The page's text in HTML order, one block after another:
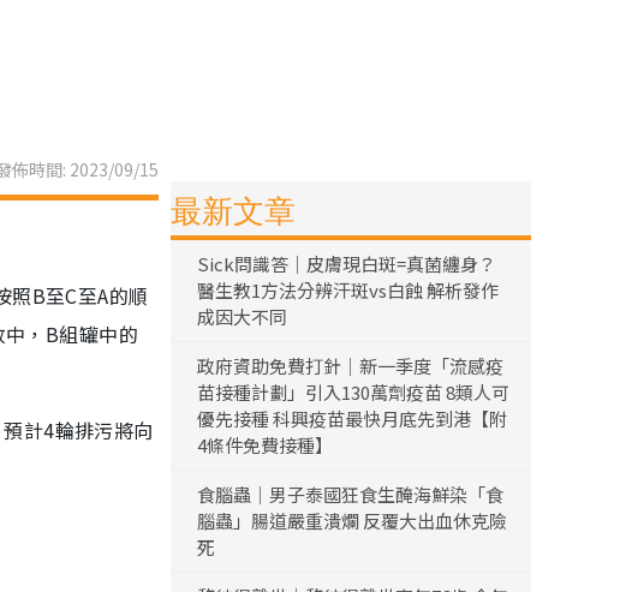
佈時間: 2023/09/15
照B至C至A的順
，B組罐中的
計4輪排污將向
最新文章
Sick問識答｜皮膚現白斑=真菌纏身？
醫生教1方法分辨汗斑vs白蝕 解析發作
成因大不同
政府資助免費打針｜新一季度「流感疫
苗接種計劃」引入130萬劑疫苗 8類人可
優先接種 科興疫苗最快月底先到港【附
4條件免費接種】
食腦蟲｜男子泰國狂食生醃海鮮染「食
腦蟲」腸道嚴重潰爛 反覆大出血休克險
死